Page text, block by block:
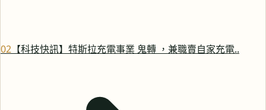
02 【科技快訊】特斯拉充電事業 鬼轉 ，兼職賣自家充電..